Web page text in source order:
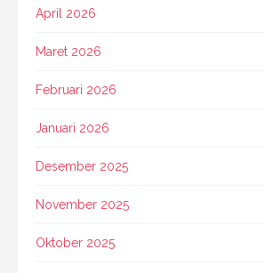
April 2026
Maret 2026
Februari 2026
Januari 2026
Desember 2025
November 2025
Oktober 2025